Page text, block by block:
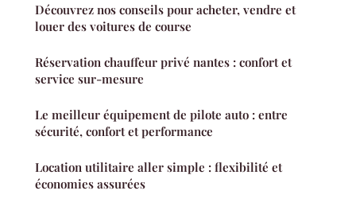
Découvrez nos conseils pour acheter, vendre et
louer des voitures de course
Réservation chauffeur privé nantes : confort et
service sur-mesure
Le meilleur équipement de pilote auto : entre
sécurité, confort et performance
Location utilitaire aller simple : flexibilité et
économies assurées